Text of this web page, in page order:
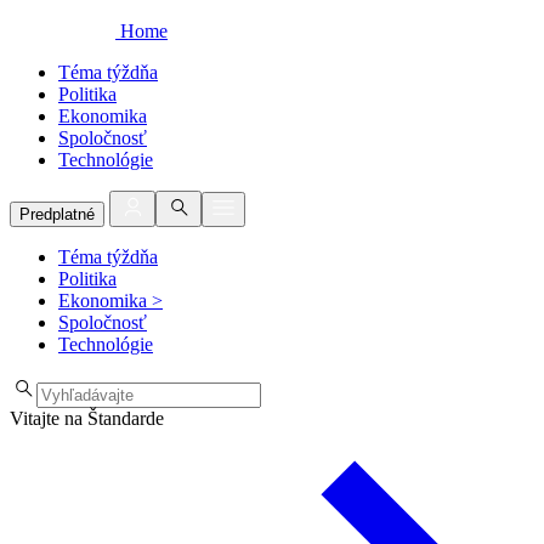
Home
Téma týždňa
Politika
Ekonomika
Spoločnosť
Technológie
Predplatné
Téma týždňa
Politika
Ekonomika >
Spoločnosť
Technológie
Vitajte na Štandarde